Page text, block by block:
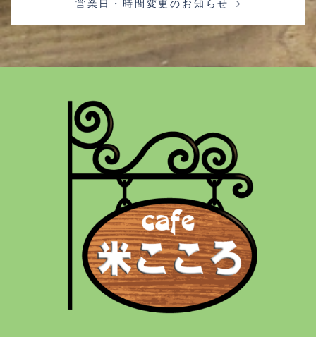
営業日・時間変更のお知らせ